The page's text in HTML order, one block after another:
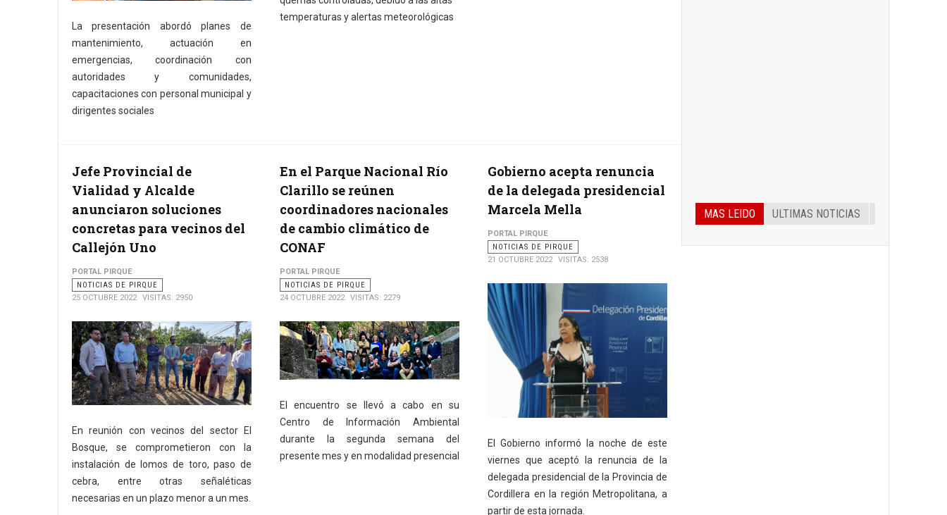
La presentación abordó planes de
mantenimiento, actuación en
emergencias, coordinación con
autoridades y comunidades,
capacitaciones con personal municipal y
dirigentes sociales
temperaturas y alertas meteorológicas
Jefe Provincial de
Vialidad y Alcalde
anunciaron soluciones
concretas para vecinos del
Callejón Uno
PORTAL PIRQUE
NOTICIAS DE PIRQUE
25 OCTUBRE 2022
VISITAS: 2950
En reunión con vecinos del sector El
Bosque, se comprometieron con la
instalación de lomos de toro, paso de
cebra, entre otras señaléticas
necesarias en un plazo menor a un mes.
En el Parque Nacional Río
Clarillo se reúnen
coordinadores nacionales
de cambio climático de
CONAF
PORTAL PIRQUE
NOTICIAS DE PIRQUE
24 OCTUBRE 2022
VISITAS: 2279
El encuentro se llevó a cabo en su
Centro de Información Ambiental
durante la segunda semana del
presente mes y en modalidad presencial
Gobierno acepta renuncia
de la delegada presidencial
Marcela Mella
PORTAL PIRQUE
NOTICIAS DE PIRQUE
21 OCTUBRE 2022
VISITAS: 2538
El Gobierno informó la noche de este
viernes que aceptó la renuncia de la
delegada presidencial de la Provincia de
Cordillera en la región Metropolitana, a
partir de esta jornada.
MAS LEIDO ULTIMAS NOTICIAS